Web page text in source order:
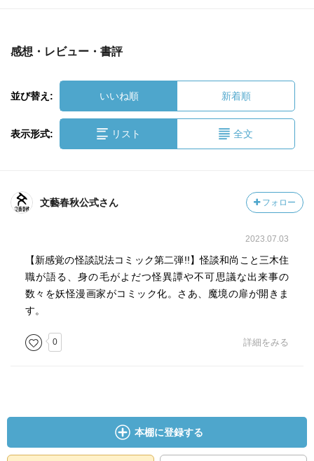
感想・レビュー・書評
並び替え: いいね順 新着順
表示形式: リスト 全文
文藝春秋公式さん フォロー
2023.07.03
【新感覚の怪談説法コミック第二弾!!】怪談和尚こと三木住
職が語る、身の毛がよだつ怪異譚や不可思議な出来事の
数々を妖怪漫画家がコミック化。さあ、魔境の扉が開きま
す。
0 詳細をみる
本棚に登録する